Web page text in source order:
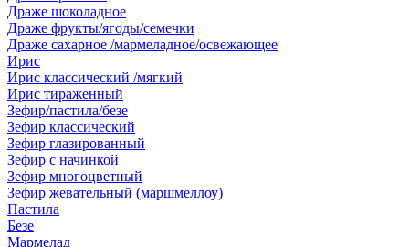
Драже шоколадное
Драже фрукты/ягоды/семечки
Драже сахарное /мармеладное/освежающее
Ирис
Ирис классический /мягкий
Ирис тираженный
Зефир/пастила/безе
Зефир классический
Зефир глазированный
Зефир с начинкой
Зефир многоцветный
Зефир жевательный (маршмеллоу)
Пастила
Безе
Мармелад